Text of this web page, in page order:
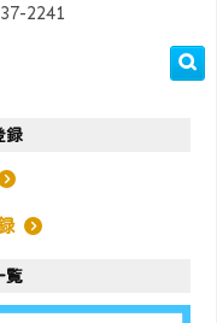
2241
録
覧